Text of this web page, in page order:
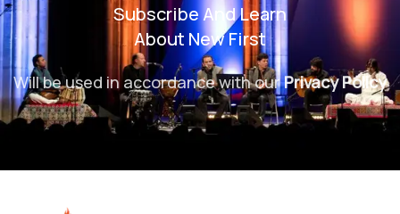
Subscribe And Learn
About New First
Will be used in accordance with ourPrivacy Policy